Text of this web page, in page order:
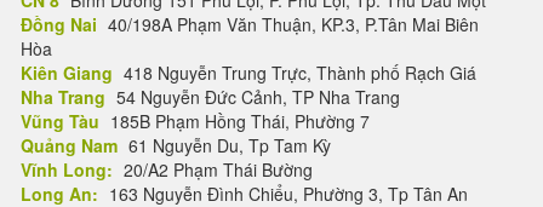
Đồng Nai 40/198A Phạm Văn Thuận, KP.3, P.Tân Mai Biên
Hòa
Kiên Giang 418 Nguyễn Trung Trực, Thành phố Rạch Giá
Nha Trang 54 Nguyễn Đức Cảnh, TP Nha Trang
Vũng Tàu 185B Phạm Hồng Thái, Phường 7
Quảng Nam 61 Nguyễn Du, Tp Tam Kỳ
Vĩnh Long: 20/A2 Phạm Thái Bường
Long An: 163 Nguyễn Đình Chiểu, Phường 3, Tp Tân An